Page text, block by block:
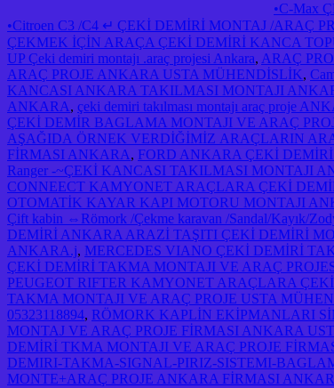
•C-Max
•Citroen C3 /C4 ↵ ÇEKİ DEMİRİ MONTAJ /ARAÇ
ÇEKMEK İÇİN ARAÇA ÇEKİ DEMİRİ KANCA
UP Çeki demiri montajı .araç projesi Ankara, ARAÇ
ARAÇ PROJE ANKARA USTA MÜHENDİSLİK,
KANCASI ANKARA TAKILMASI MONTAJI
ANKARA, çeki demiri takılması montajı araç
ÇEKİ DEMİR BAGLAMA MONTAJI VE ARAÇ
AŞAĞIDA ÖRNEK VERDİĞİMİZ ARAÇLARIN
FİRMASI ANKARA, FORD ANKARA ÇEKİ
Ranger -~ÇEKİ KANCASI TAKILMASI MONTAJI
CONNEECT KAMYONET ARAÇLARA ÇEKİ
OTOMATİK KAYAR KAPI MOTORU MONTAJI
Çift kabin ⇔Römork /Çekme karavan /Sandal/Kayık/
DEMİRİ ANKARA ARAZİ TAŞITI ÇEKİ DEMİRİ
ANKARA.j, MERCEDES VIANO ÇEKİ DEMİRİ
ÇEKİ DEMİRİ TAKMA MONTAJI VE ARAÇ
PEUGEOT RIFTER KAMYONET ARAÇLARA
TAKMA MONTAJI VE ARAÇ PROJE USTA
05323118894, RÖMORK KAPLİN EKİPMANLARI
MONTAJ VE ARAÇ PROJE FİRMASI ANKARA
DEMİRİ TKMA MONTAJI VE ARAÇ PROJE
DEMIRI-TAKMA-SIGNAL-PIRIZ-SISTEMI-
MONTE+ARAÇ PROJE ANKARA FİRMASI